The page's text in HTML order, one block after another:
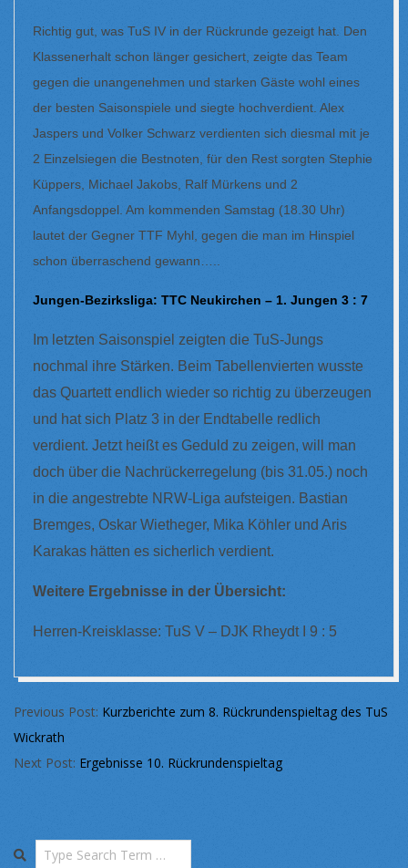
Richtig gut, was TuS IV in der Rückrunde gezeigt hat. Den
Klassenerhalt schon länger gesichert, zeigte das Team
gegen die unangenehmen und starken Gäste wohl eines
der besten Saisonspiele und siegte hochverdient. Alex
Jaspers und Volker Schwarz verdienten sich diesmal mit je
2 Einzelsiegen die Bestnoten, für den Rest sorgten Stephie
Küppers, Michael Jakobs, Ralf Mürkens und 2
Anfangsdoppel. Am kommenden Samstag (18.30 Uhr)
lautet der Gegner TTF Myhl, gegen die man im Hinspiel
schon überraschend gewann…..
Jungen-Bezirksliga: TTC Neukirchen – 1. Jungen 3 : 7
Im letzten Saisonspiel zeigten die TuS-Jungs
nochmal ihre Stärken. Beim Tabellenvierten wusste
das Quartett endlich wieder so richtig zu überzeugen
und hat sich Platz 3 in der Endtabelle redlich
verdient. Jetzt heißt es Geduld zu zeigen, will man
doch über die Nachrückerregelung (bis 31.05.) noch
in die angestrebte NRW-Liga aufsteigen. Bastian
Bremges, Oskar Wietheger, Mika Köhler und Aris
Karakas hätten es sicherlich verdient.
Weitere Ergebnisse in der Übersicht:
Herren-Kreisklasse: TuS V – DJK Rheydt I 9 : 5
03-
28
Previous Post: Kurzberichte zum 8. Rückrundenspieltag des TuS
Wickrath
Next Post: Ergebnisse 10. Rückrundenspieltag
Search